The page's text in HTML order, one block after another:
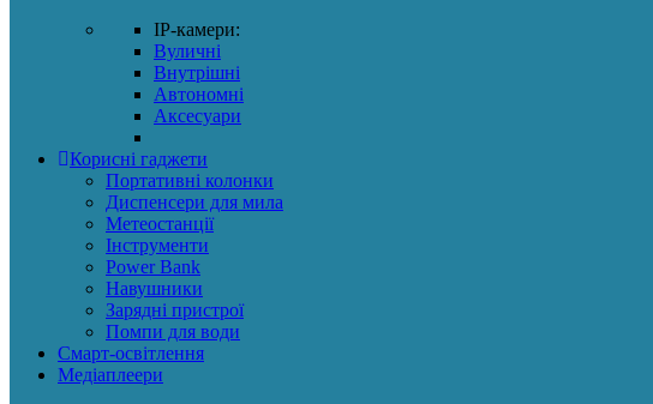
IP-камери:
Вуличні
Внутрішні
Автономні
Аксесуари
Корисні гаджети
Портативні колонки
Диспенсери для мила
Метеостанції
Інструменти
Power Bank
Навушники
Зарядні пристрої
Помпи для води
Смарт-освітлення
Медіаплеери